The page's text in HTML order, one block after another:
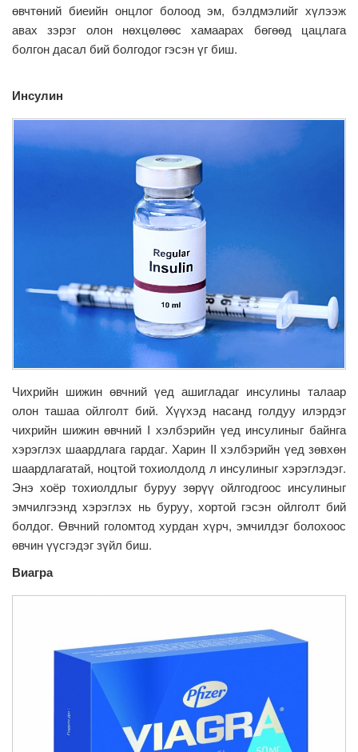
өвчтөний биеийн онцлог болоод эм, бэлдмэлийг хүлээж
авах зэрэг олон нөхцөлөөс хамаарах бөгөөд цацлага
болгон дасал бий болгодог гэсэн үг биш.
Инсулин
Чихрийн шижин өвчний үед ашигладаг инсулины талаар
олон ташаа ойлголт бий. Хүүхэд насанд голдуу илэрдэг
чихрийн шижин өвчний I хэлбэрийн үед инсулиныг байнга
хэрэглэх шаардлага гардаг. Харин II хэлбэрийн үед зөвхөн
шаардлагатай, ноцтой тохиолдолд л инсулиныг хэрэглэдэг.
Энэ хоёр тохиолдлыг буруу зөрүү ойлгодгоос инсулиныг
эмчилгээнд хэрэглэх нь буруу, хортой гэсэн ойлголт бий
болдог. Өвчний голомтод хурдан хүрч, эмчилдэг болохоос
өвчин үүсгэдэг зүйл биш.
Виагра